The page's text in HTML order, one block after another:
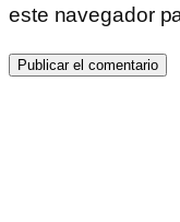
este navegador